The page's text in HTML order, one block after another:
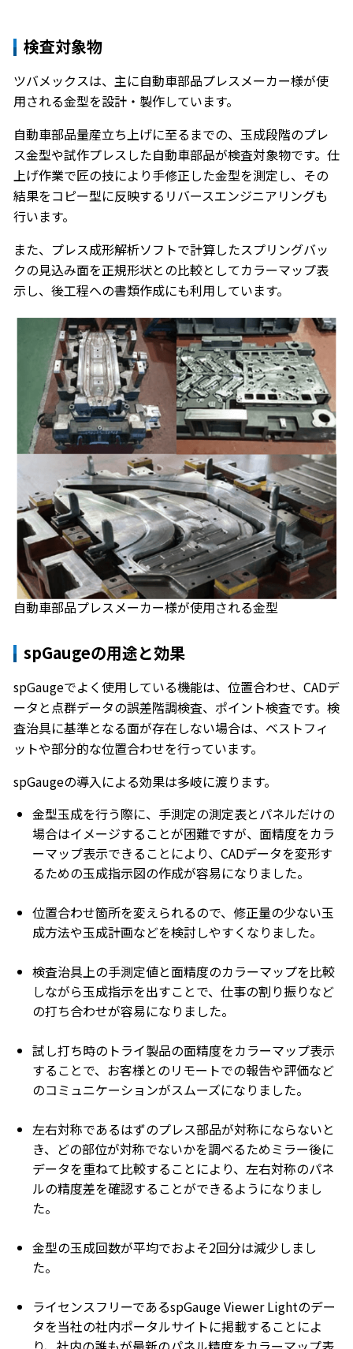
検査対象物
ツバメックスは、主に自動車部品プレスメーカー様が使
用される金型を設計・製作しています。
自動車部品量産立ち上げに至るまでの、玉成段階のプレ
ス金型や試作プレスした自動車部品が検査対象物です。仕
上げ作業で匠の技により手修正した金型を測定し、その
結果をコピー型に反映するリバースエンジニアリングも
行います。
また、プレス成形解析ソフトで計算したスプリングバッ
クの見込み面を正規形状との比較としてカラーマップ表
示し、後工程への書類作成にも利用しています。
自動車部品プレスメーカー様が使用される金型
spGaugeの用途と効果
spGaugeでよく使用している機能は、位置合わせ、CADデ
ータと点群データの誤差階調検査、ポイント検査です。検
査治具に基準となる面が存在しない場合は、ベストフィ
ットや部分的な位置合わせを行っています。
spGaugeの導入による効果は多岐に渡ります。
金型玉成を行う際に、手測定の測定表とパネルだけの
場合はイメージすることが困難ですが、面精度をカラ
ーマップ表示できることにより、CADデータを変形す
るための玉成指示図の作成が容易になりました。
位置合わせ箇所を変えられるので、修正量の少ない玉
成方法や玉成計画などを検討しやすくなりました。
検査治具上の手測定値と面精度のカラーマップを比較
しながら玉成指示を出すことで、仕事の割り振りなど
の打ち合わせが容易になりました。
試し打ち時のトライ製品の面精度をカラーマップ表示
することで、お客様とのリモートでの報告や評価など
のコミュニケーションがスムーズになりました。
左右対称であるはずのプレス部品が対称にならないと
き、どの部位が対称でないかを調べるためミラー後に
データを重ねて比較することにより、左右対称のパネ
ルの精度差を確認することができるようになりまし
た。
金型の玉成回数が平均でおよそ2回分は減少しまし
た。
ライセンスフリーであるspGauge Viewer Lightのデー
タを当社の社内ポータルサイトに掲載することによ